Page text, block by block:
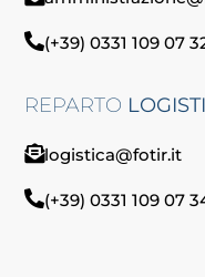
(+39) 0331 109 07
REPARTO
logistica@fotir.it
(+39) 0331 109 07